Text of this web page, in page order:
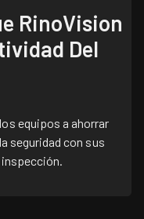
RinoVision
Del
equipos a ahorrar
seguridad con sus